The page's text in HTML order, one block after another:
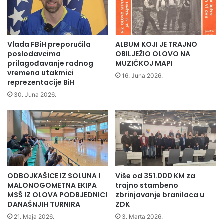
K
d
r
ž
a
v
n
o
s
H
Vlada FBiH preporučila
poslodavcima
prilagođavanje radnog
vremena utakmici
reprezentacije BiH
30. Juna 2026.
ALBUM KOJI JE TRAJNO
OBILJEŽIO OLOVO NA
MUZIČKOJ MAPI
16. Juna 2026.
ODBOJKAŠICE IZ SOLUNA I
MALONOGOMETNA EKIPA
MSŠ IZ OLOVA PODBJEDNICI
DANAŠNJIH TURNIRA
21. Maja 2026.
Više od 351.000 KM za
trajno stambeno
zbrinjavanje branilaca u
ZDK
3. Marta 2026.